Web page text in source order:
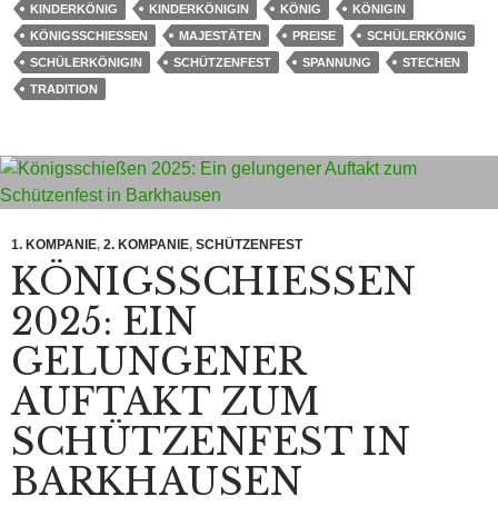
KINDERKÖNIG
KINDERKÖNIGIN KÖNIG
KÖNIGIN
KÖNIGSSCHIESSEN
MAJESTÄTEN PREISE
SCHÜLERKÖNIG
SCHÜLERKÖNIGIN
SCHÜTZENFEST SPANNUNG
STECHEN
TRADITION
1. KOMPANIE, 2. KOMPANIE, SCHÜTZENFEST
KÖNIGSSCHIESSEN 2
025: EIN G
ELUNGENER A
UFTAKT ZUM S
CHÜTZENFEST IN B
ARKHAUSEN